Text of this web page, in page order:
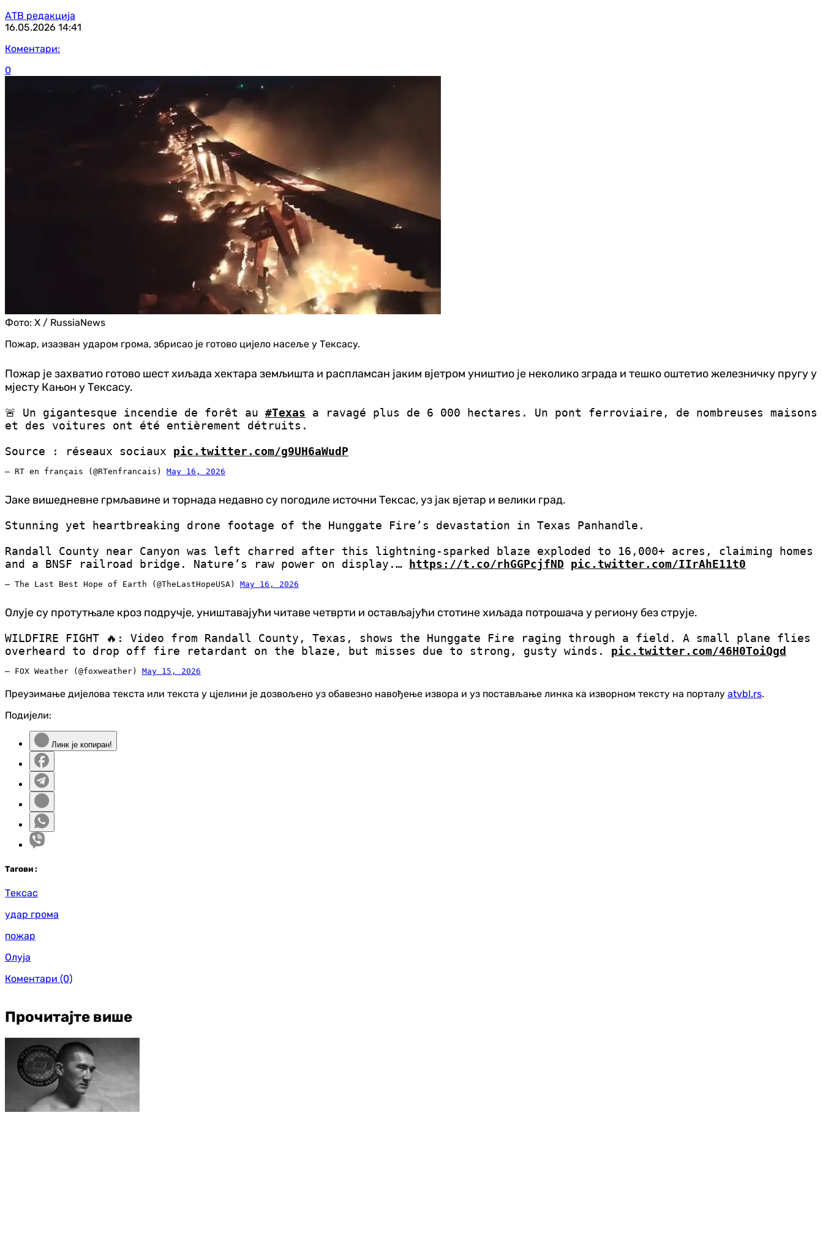
АТВ редакција
16.05.2026 14:41
Коментари:
0
Фото: X / RussiaNews
Пожар, изазван ударом грома, збрисао је готово цијело насеље у Тексасу.
Пожар је захватио готово шест хиљада хектара земљишта и распламсан јаким вјетром уништио је неколико зграда и тешко оштетио железничку пругу у
мјесту Кањон у Тексасу.
🚨 Un gigantesque incendie de forêt au #Texas a ravagé plus de 6 000 hectares. Un pont ferroviaire, de nombreuses maisons
et des voitures ont été entièrement détruits.
Source : réseaux sociaux pic.twitter.com/g9UH6aWudP
— RT en français (@RTenfrancais) May 16, 2026
Јаке вишедневне грмљавине и торнада недавно су погодиле источни Тексас, уз јак вјетар и велики град.
Stunning yet heartbreaking drone footage of the Hunggate Fire’s devastation in Texas Panhandle.
Randall County near Canyon was left charred after this lightning-sparked blaze exploded to 16,000+ acres, claiming homes
and a BNSF railroad bridge. Nature’s raw power on display.…
https://t.co/rhGGPcjfND pic.twitter.com/IIrAhE11t0
— The Last Best Hope of Earth (@TheLastHopeUSA) May 16, 2026
Олује су протутњале кроз подручје, уништавајући читаве четврти и остављајући стотине хиљада потрошача у региону без струје.
WILDFIRE FIGHT 🔥: Video from Randall County, Texas, shows the Hunggate Fire raging through a field. A small plane flies
overheard to drop off fire retardant on the blaze, but misses due to strong, gusty winds. pic.twitter.com/46H0ToiQgd
— FOX Weather (@foxweather) May 15, 2026
Преузимање дијелова текста или текста у цјелини је дозвољено уз обавезно навођење извора и уз постављање линка ка изворном тексту на порталу atvbl.rs.
Подијели:
Линк је копиран!
Тагови :
Тексас
удар грома
пожар
Олуја
Коментари (0)
Прочитајте више